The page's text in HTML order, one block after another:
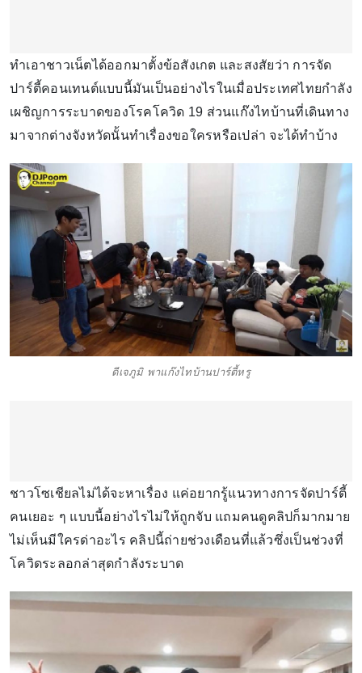
ทำเอาชาวเน็ตได้ออกมาตั้งข้อสังเกต และสงสัยว่า การจัด
ปาร์ตี้คอนเทนต์แบบนี้มันเป็นอย่างไรในเมื่อประเทศไทยกำลัง
เผชิญการระบาดของโรคโควิด 19 ส่วนแก๊งไทบ้านที่เดินทาง
มาจากต่างจังหวัดนั้นทำเรื่องขอใครหรือเปล่า จะได้ทำบ้าง
ดีเจภูมิ พาแก๊งไทบ้านปาร์ตี้หรู
ชาวโซเชียลไม่ได้จะหาเรื่อง แค่อยากรู้แนวทางการจัดปาร์ตี้
คนเยอะ ๆ แบบนี้อย่างไรไม่ให้ถูกจับ แถมคนดูคลิปก็มากมาย
ไม่เห็นมีใครด่าอะไร คลิปนี้ถ่ายช่วงเดือนที่แล้วซึ่งเป็นช่วงที่
โควิดระลอกล่าสุดกำลังระบาด